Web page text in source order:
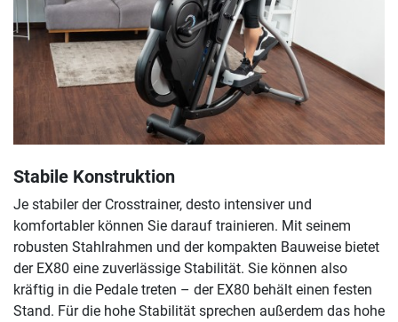
Stabile Konstruktion
Je stabiler der Crosstrainer, desto intensiver und
komfortabler können Sie darauf trainieren. Mit seinem
robusten Stahlrahmen und der kompakten Bauweise bietet
der EX80 eine zuverlässige Stabilität. Sie können also
kräftig in die Pedale treten – der EX80 behält einen festen
Stand. Für die hohe Stabilität sprechen außerdem das hohe